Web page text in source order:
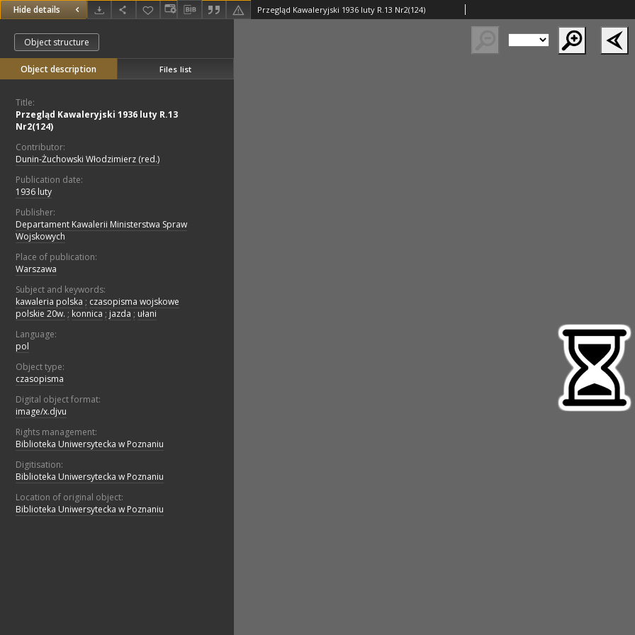
Hide details Przegląd Kawaleryjski 1936 luty R.13 Nr2(124)
Object structure
Object description Files list
Title:
Przegląd Kawaleryjski 1936 luty R.13
Nr2(124)
Contributor:
Dunin-Żuchowski Włodzimierz (red.)
Publication date:
1936 luty
Publisher:
Departament Kawalerii Ministerstwa Spraw
Wojskowych
Place of publication:
Warszawa
Subject and keywords:
kawaleria polska ; czasopisma wojskowe
polskie 20w. ; konnica ; jazda ; ułani
Language:
pol
Object type:
czasopisma
Digital object format:
image/x.djvu
Rights management:
Biblioteka Uniwersytecka w Poznaniu
Digitisation:
Biblioteka Uniwersytecka w Poznaniu
Location of original object:
Biblioteka Uniwersytecka w Poznaniu